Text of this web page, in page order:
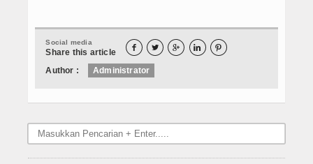
Social media
Share this article     
Author : Administrator